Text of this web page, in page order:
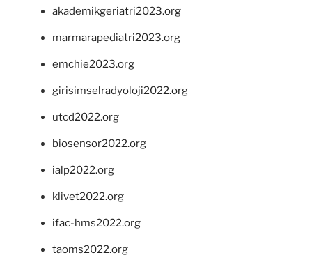
akademikgeriatri2023.org
marmarapediatri2023.org
emchie2023.org
girisimselradyoloji2022.org
utcd2022.org
biosensor2022.org
ialp2022.org
klivet2022.org
ifac-hms2022.org
taoms2022.org